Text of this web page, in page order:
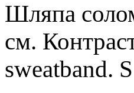
Шляпа
см.
sweatband.